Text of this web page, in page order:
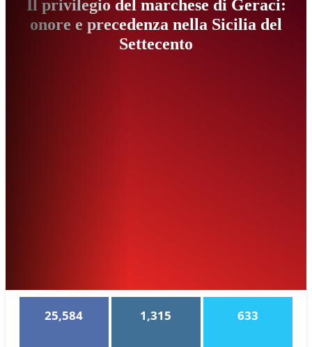
Il privilegio del marchese di Geraci:
onore e precedenza nella Sicilia del
Settecento
25,584 1,315 633